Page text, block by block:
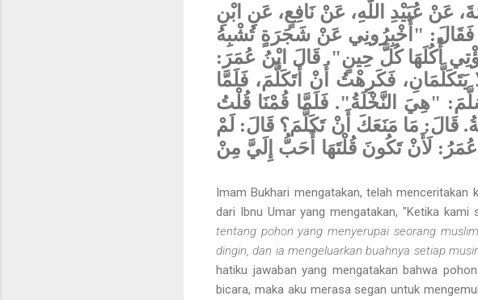
عَنْ عُبَيْدِ اللَّهِ، عَنْ نَافِعٍ، عَنِ ابْنِ
فَقَالَ: "أَخْبِرُونِي عَنْ شَجَرَةٍ تُشْبِهُ
أُكُلَهَا كُلَّ حِينٍ". قَالَ ابْنُ عُمَرَ:
فَكَرِهْتُ أَنْ أَتَكَلَّمَ، فَلَمَّا
"هِيَ النَّخْلَةُ". فَلَمَّا قُمْنَا قُلْتُ
قَالَ: مَا مَنَعَكَ أَنْ تَكَلَّمَ؟ قَالَ: لَمْ
عُمَرُ: لَأَنْ تَكُونَ قُلْتَهَا أَحَبُّ إِلَيَّ مِنْ
Imam Bukhari mengatakan, telah menceritakan
dari Ibnu Umar yang mengatakan, "Ketika kami
tentang pohon yang menyerupai seorang
dingin, dan ia mengeluarkan buahnya setiap
hatiku jawaban yang mengatakan bahwa
bicara, maka aku merasa segan untuk